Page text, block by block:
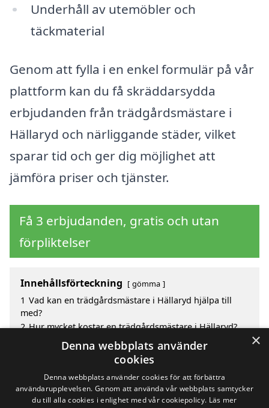
Underhåll av utemöbler och
täckmaterial
Genom att fylla i en enkel formulär på vår
plattform kan du få skräddarsydda
erbjudanden från trädgårdsmästare i
Hällaryd och närliggande städer, vilket
sparar tid och ger dig möjlighet att
jämföra priser och tjänster.
Få 3 erbjudanden, gratis och utan
förpliktelser
Innehållsförteckning gömma
1 Vad kan en trädgårdsmästare i Hällaryd hjälpa till
med?
2 Hur mycket kostar en trädgårdsmästare i Hällaryd?
Fördelar med att välja trädgårdsmästare i Hällaryd
Sök efter en skicklig trädgårdsmästare i de
omgivande städerna Hällaryd
×
Denna webbplats använder
cookies
Denna webbplats använder cookies för att förbättra
användarupplevelsen. Genom att använda vår webbplats samtycker
du till alla cookies i enlighet med vår cookiepolicy. Läs mer